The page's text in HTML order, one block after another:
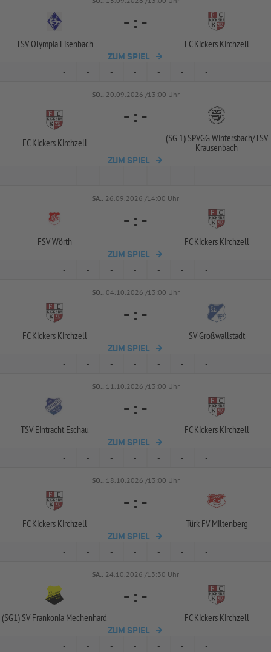
TSV Olympia Eisenbach
- : -
FC Kickers Kirchzell
ZUM SPIEL
- - - - - - -
SO.. 20.09.2026 /13:00 Uhr
FC Kickers Kirchzell
- : -
(SG 1) SPVGG Wintersbach/TSV
Krausenbach
ZUM SPIEL
- - - - - - -
SA.. 26.09.2026 /14:00 Uhr
FSV Wörth
- : -
FC Kickers Kirchzell
ZUM SPIEL
- - - - - - -
SO.. 04.10.2026 /13:00 Uhr
FC Kickers Kirchzell
- : -
SV Großwallstadt
ZUM SPIEL
- - - - - - -
SO.. 11.10.2026 /13:00 Uhr
TSV Eintracht Eschau
- : -
FC Kickers Kirchzell
ZUM SPIEL
- - - - - - -
SO.. 18.10.2026 /13:00 Uhr
FC Kickers Kirchzell
- : -
Türk FV Miltenberg
ZUM SPIEL
- - - - - - -
SA.. 24.10.2026 /13:30 Uhr
(SG1) SV Frankonia Mechenhard
- : -
FC Kickers Kirchzell
ZUM SPIEL
- - - - - - -